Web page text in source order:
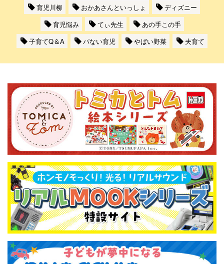
育児川柳
おかあさんといっしょ
ディズニー
育児悩み
てぃ先生
あの手この手
子育てQ＆A
パない育児 やばい野菜 夫育て